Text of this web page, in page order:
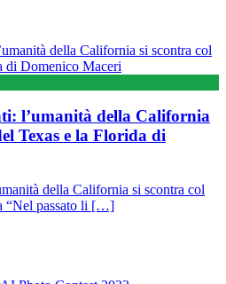
l’umanità della California
Texas e la Florida di
della California si scontra col
“Nel passato li […]